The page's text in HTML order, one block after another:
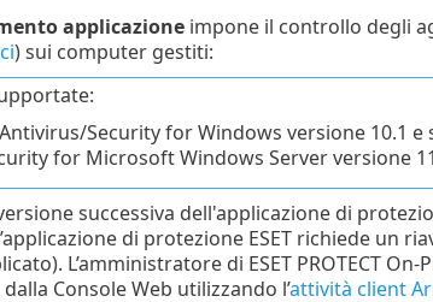
applicazioneimpone il controllo degli
) sui computer gestiti:
Security for Windows versione 10.1 e
for Microsoft Windows Server versione
successiva dell'applicazione di
di protezione ESET richiede un
L’amministratore di ESET PROTECT
Console Web utilizzando l’attività client